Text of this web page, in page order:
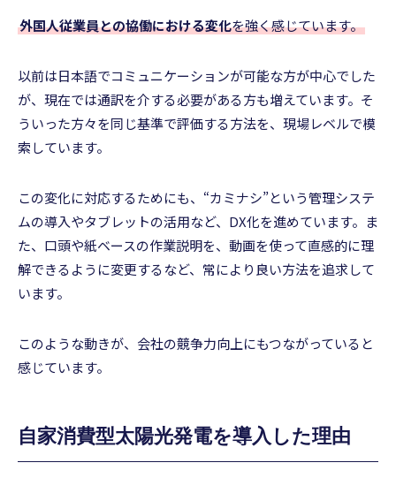
外国人従業員との協働における変化を強く感じています。
以前は日本語でコミュニケーションが可能な方が中心でした
が、現在では通訳を介する必要がある方も増えています。そ
ういった方々を同じ基準で評価する方法を、現場レベルで模
索しています。
この変化に対応するためにも、“カミナシ”という管理システ
ムの導入やタブレットの活用など、DX化を進めています。ま
た、口頭や紙ベースの作業説明を、動画を使って直感的に理
解できるように変更するなど、常により良い方法を追求して
います。
このような動きが、会社の競争力向上にもつながっていると
感じています。
自家消費型太陽光発電を導入した理由